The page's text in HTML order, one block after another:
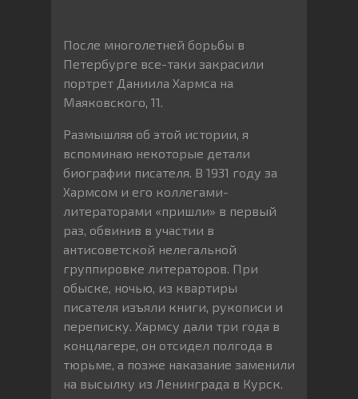
После многолетней борьбы в
Петербурге все-таки закрасили
портрет Даниила Хармса на
Маяковского, 11.
Размышляя об этой истории, я
вспоминаю некоторые детали
биографии писателя. В 1931 году за
Хармсом и его коллегами-
литераторами «пришли» в первый
раз, обвинив в участии в
антисоветской нелегальной
группировке литераторов. При
обыске, ночью, из квартиры
писателя изъяли книги, рукописи и
переписку. Хармсу дали три года в
концлагере, он отсидел полгода в
тюрьме, а позже наказание заменили
на высылку из Ленинграда в Курск.